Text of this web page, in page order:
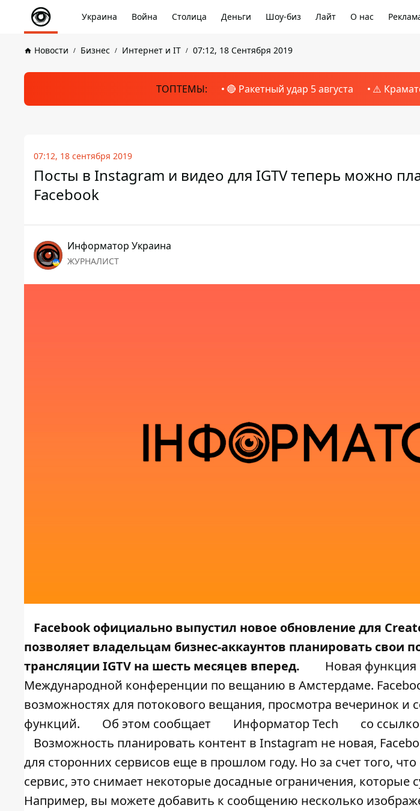
Украина Война Столица Деньги Шоу-биз Лайт О нас
Новости Бизнес Интернет и IT 07:12, 18 Сентября 2019
ТОПТЕМЫ: 🔴 Ракетный удар 5 августа ⚠️
07:12, 18 сентября 2019
Посты в Instagram и видео для IGTV теперь можно
Facebook
Информатор Украина
ЖУРНАЛИСТ
Facebook официально выпустил новое обновление для
позволяет владельцам бизнес-аккаунтов планировать свои
трансляции IGTV на шесть месяцев вперед.
Новая
Международной конференции по вещанию в Амстердаме.
возможностях для потокового вещания, просмотра вечеринок и
функций.
Об этом сообщает Информатор Tech со
Возможность планировать контент в Instagram не новая,
для сторонних сервисов еще в прошлом году. Но за счет того,
сервис, это снимает некоторые досадные ограничения, которые
Например, вы можете добавить к сообщению несколько